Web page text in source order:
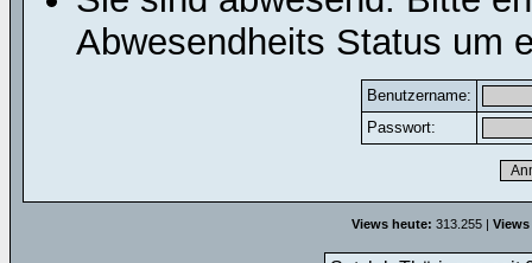
Abwesendheits Status um
Benutzername:
Passwort:
Views heute: 313.255 |